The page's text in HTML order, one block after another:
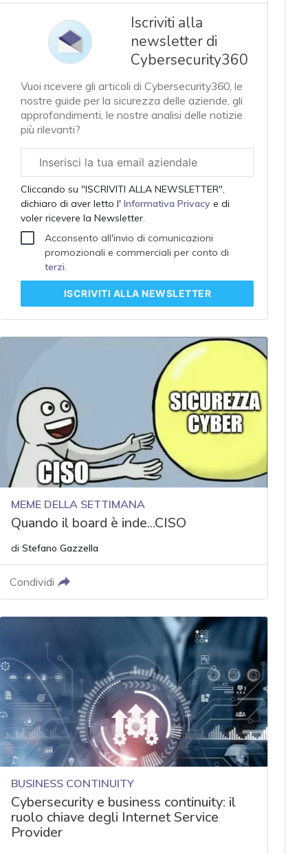
Iscriviti alla
newsletter di
Cybersecurity360
Vuoi ricevere gli articoli di Cybersecurity360, le
nostre guide per la sicurezza delle aziende, gli
approfondimenti, le nostre analisi delle notizie
più rilevanti?
aziendale
Cliccando su "ISCRIVITI ALLA NEWSLETTER",
dichiaro di aver letto l' Informativa Privacye di
voler ricevere la Newsletter.
Acconsento all'invio di comunicazioni
promozionali e commerciali per conto di
terzi.
ISCRIVITI ALLA NEWSLETTER
MEME DELLA SETTIMANA
Quando il board è inde...CISO
diStefano Gazzella
Condividi
BUSINESS CONTINUITY
Cybersecurity e business continuity: il
ruolo chiave degli Internet Service
Provider